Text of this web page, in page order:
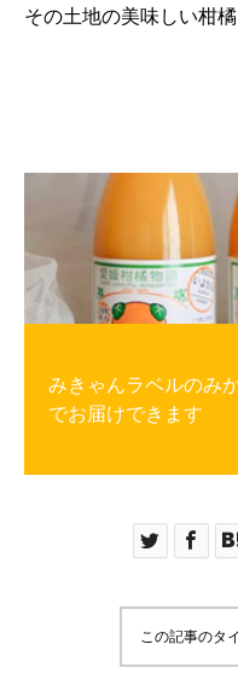
その土地の美味しい柑
みきゃんラベルのみ
でお届けできます
この記事のタ